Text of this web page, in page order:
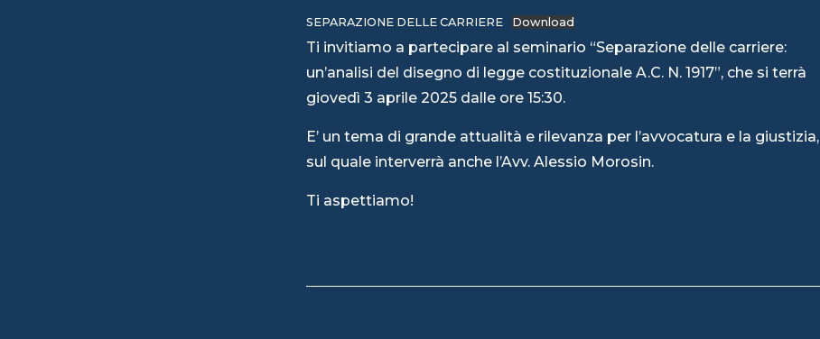
SEPARAZIONE DELLE CARRIERE Download
Ti invitiamo a partecipare al seminario “Separazione delle carriere:
un’analisi del disegno di legge costituzionale A.C. N. 1917”, che si terrà
giovedì 3 aprile 2025 dalle ore 15:30.
E’ un tema di grande attualità e rilevanza per l’avvocatura e la giustizia,
sul quale interverrà anche l’Avv. Alessio Morosin.
Ti aspettiamo!